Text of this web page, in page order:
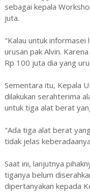
sebagai kepala
juta.
"Kalau untuk
urusan pak Alvin.
Rp 100 juta dia yang
Sementara itu, Kepala
dilakukan serahterima
untuk tiga alat berat
"Ada tiga alat berat
tidak jelas
Saat ini, lanjutnya
tiganya belum
dipertanyakan kepada